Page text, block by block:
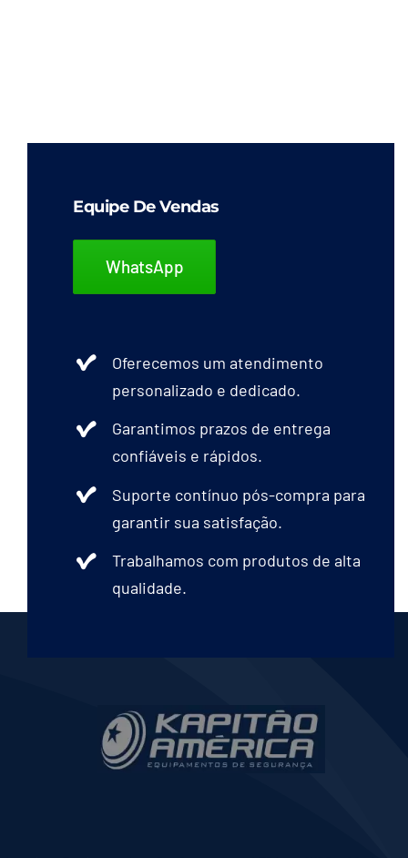
Equipe De Vendas
WhatsApp
Oferecemos um atendimento
personalizado e dedicado.
Garantimos prazos de entrega
confiáveis e rápidos.
Suporte contínuo pós-compra para
garantir sua satisfação.
Trabalhamos com produtos de alta
qualidade.